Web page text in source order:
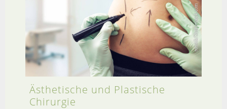
Ästhetische und Plastische
Chirurgie